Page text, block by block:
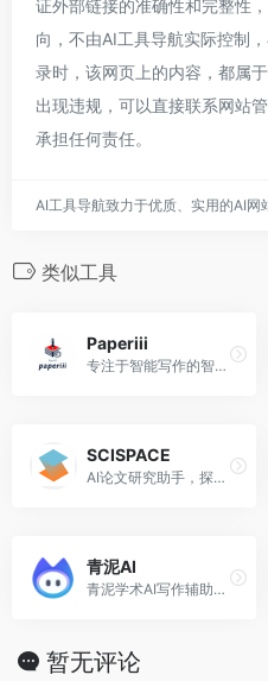
证外部链接的准确性和完整性
向，不由AI工具导航实际控制
录时，该网页上的内容，都属
出现违规，可以直接联系网站
承担任何责任。
AI工具导航致力于优质、实用的AI网
类似工具
Paperiii
专注于智能写作的智能工具，Paperiii依托先进技术，在功能与体验上形成多重优势，全方位赋能高效写作。
SCISPACE
AI论文研究助手，探索和解释论文的平台
青泥AI
青泥学术AI写作辅助平台
暂无评论